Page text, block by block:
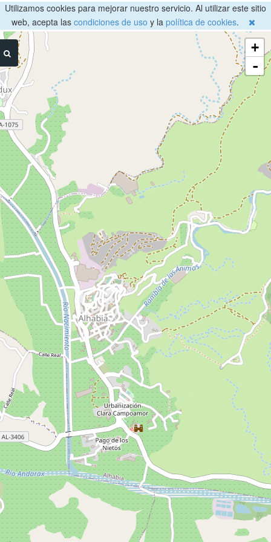
Utilizamos cookies para mejorar nuestro servicio. Al utilizar este sitio
web, acepta las condiciones de uso y la política de cookies.
+
-